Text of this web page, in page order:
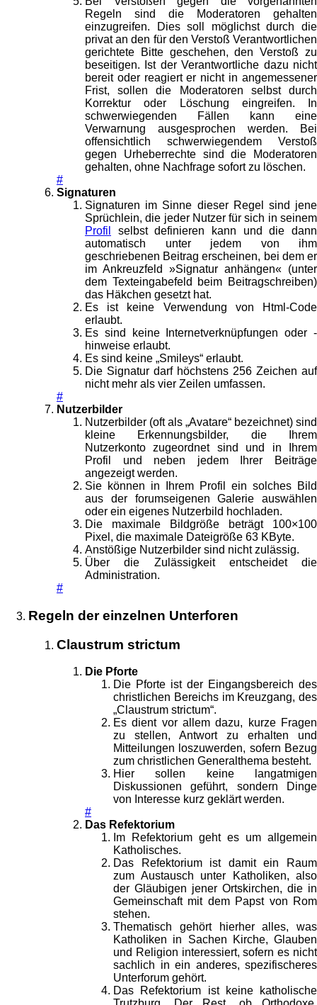
Regeln sind die Moderatoren gehalten
einzugreifen. Dies soll möglichst durch die
privat an den für den Verstoß Verantwortlichen
gerichtete Bitte geschehen, den Verstoß zu
beseitigen. Ist der Verantwortliche dazu nicht
bereit oder reagiert er nicht in angemessener
Frist, sollen die Moderatoren selbst durch
Korrektur oder Löschung eingreifen. In
schwerwiegenden Fällen kann eine
Verwarnung ausgesprochen werden. Bei
offensichtlich schwerwiegendem Verstoß
gegen Urheberrechte sind die Moderatoren
gehalten, ohne Nachfrage sofort zu löschen.
#
Signaturen
Signaturen im Sinne dieser Regel sind jene
Sprüchlein, die jeder Nutzer für sich in seinem
Profil
selbst definieren kann und die dann
automatisch unter jedem von ihm
geschriebenen Beitrag erscheinen, bei dem er
im Ankreuzfeld »Signatur anhängen« (unter
dem Texteingabefeld beim Beitragschreiben)
das Häkchen gesetzt hat.
Es ist keine Verwendung von Html-Code
erlaubt.
Es sind keine Internetverknüpfungen oder -
hinweise erlaubt.
Es sind keine „Smileys“ erlaubt.
Die Signatur darf höchstens 256 Zeichen auf
nicht mehr als vier Zeilen umfassen.
#
Nutzerbilder
Nutzerbilder (oft als „Avatare“ bezeichnet) sind
kleine Erkennungsbilder, die Ihrem
Nutzerkonto zugeordnet sind und in Ihrem
Profil und neben jedem Ihrer Beiträge
angezeigt werden.
Sie können in Ihrem Profil ein solches Bild
aus der forumseigenen Galerie auswählen
oder ein eigenes Nutzerbild hochladen.
Die maximale Bildgröße beträgt 100×100
Pixel, die maximale Dateigröße 63 KByte.
Anstößige Nutzerbilder sind nicht zulässig.
Über die Zulässigkeit entscheidet die
Administration.
#
Regeln der einzelnen Unterforen
Claustrum strictum
Die Pforte
Die Pforte ist der Eingangsbereich des
christlichen Bereichs im Kreuzgang, des
„Claustrum strictum“.
Es dient vor allem dazu, kurze Fragen
zu stellen, Antwort zu erhalten und
Mitteilungen loszuwerden, sofern Bezug
zum christlichen Generalthema besteht.
Hier sollen keine langatmigen
Diskussionen geführt, sondern Dinge
von Interesse kurz geklärt werden.
#
Das Refektorium
Im Refektorium geht es um allgemein
Katholisches.
Das Refektorium ist damit ein Raum
zum Austausch unter Katholiken, also
der Gläubigen jener Ortskirchen, die in
Gemeinschaft mit dem Papst von Rom
stehen.
Thematisch gehört hierher alles, was
Katholiken in Sachen Kirche, Glauben
und Religion interessiert, sofern es nicht
sachlich in ein anderes, spezifischeres
Unterforum gehört.
Das Refektorium ist keine katholische